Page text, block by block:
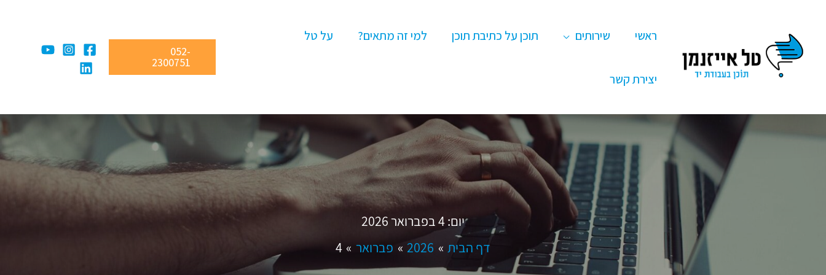
ראשי שירותים תוכן על כתיבת תוכן למי זה מתאים? על טל
יצירת קשר
052-
2300751
יום:4 בפברואר 2026
דף הבית
2026 פברואר 4